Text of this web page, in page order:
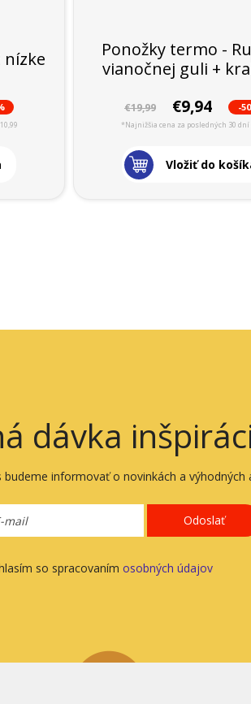
nízke
Ponožky termo -
vianočnej guli +
€19,99 €9,94 -
*Najnižšia cena za posledných 30 dní
Vložiť do
dávka
informovať o novinkách a výhodných
Odoslať
so spracovaním osobných údajov